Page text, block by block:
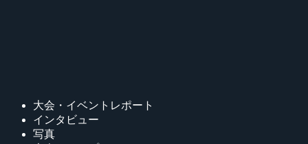
大会・イベントレポート
インタビュー
写真